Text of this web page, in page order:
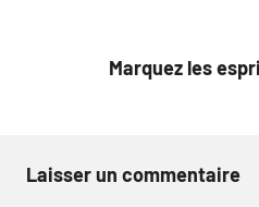
Marquez les
Laisser un commentaire